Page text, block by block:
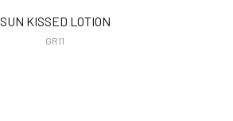
SUN KISSED LOTION
GR11